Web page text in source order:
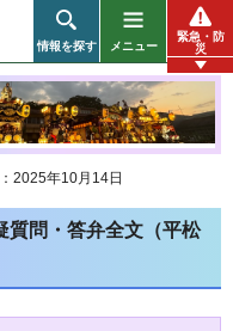
情報を探す メニュー
緊急・防
災
2025年10月14日
質問・答弁全文（平松